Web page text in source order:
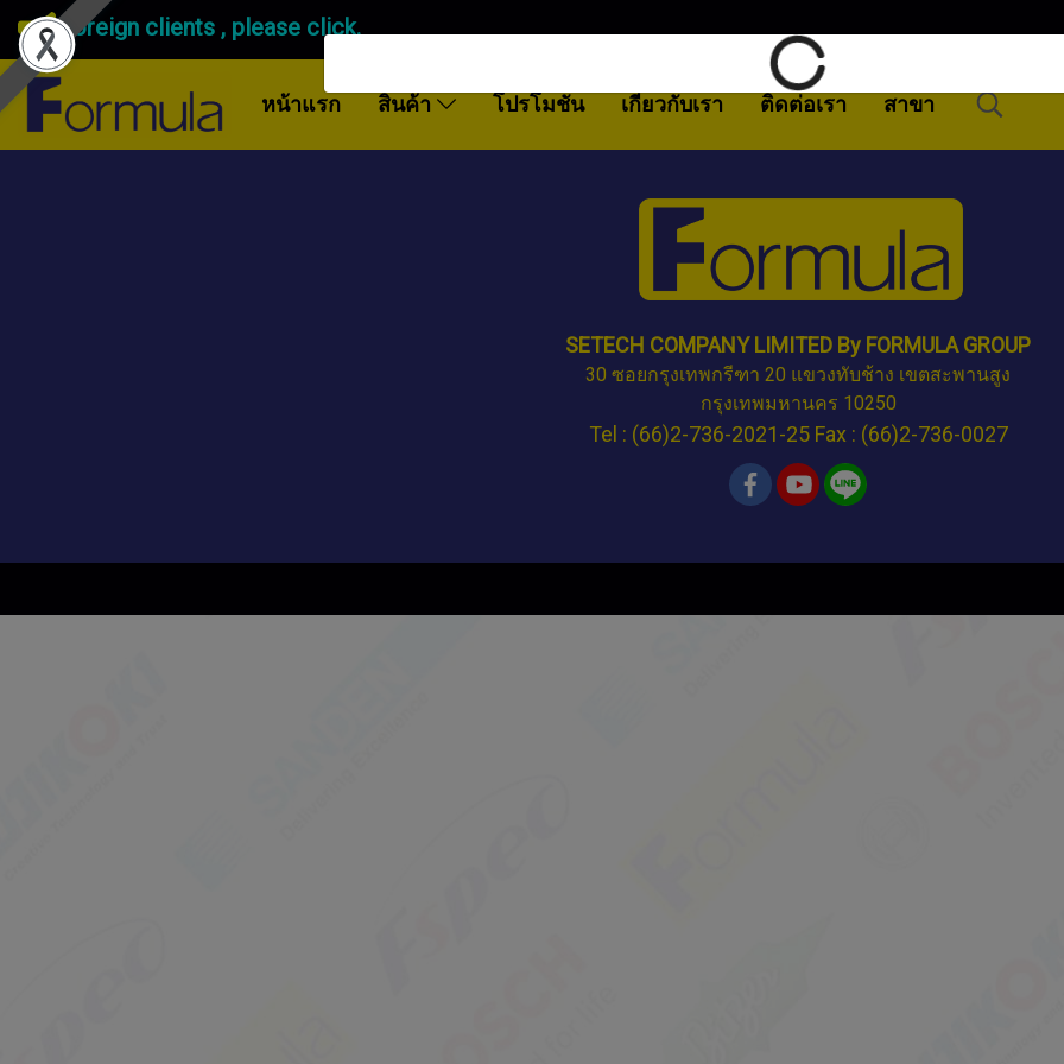
Foreign clients , please click.
หน้าแรก สินค้า โปรโมชั่น เกี่ยวกับเรา ติดต่อเรา สาขา
SETECH COMPANY LIMITED By FORMULA GROUP
30 ซอยกรุงเทพกรีฑา 20 แขวงทับช้าง เขตสะพานสูง
กรุงเทพมหานคร 10250
Tel : (66)2-736-2021-25 Fax : (66)2-736-0027